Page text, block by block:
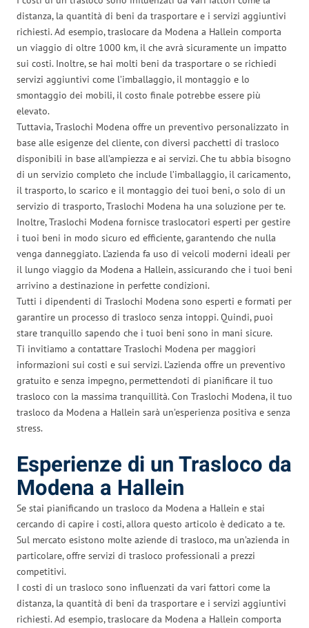
distanza, la quantità di beni da trasportare e i servizi aggiuntivi
richiesti. Ad esempio, traslocare da Modena a Hallein comporta
un viaggio di oltre 1000 km, il che avrà sicuramente un impatto
sui costi. Inoltre, se hai molti beni da trasportare o se richiedi
servizi aggiuntivi come l’imballaggio, il montaggio e lo
smontaggio dei mobili, il costo finale potrebbe essere più
elevato.
Tuttavia, Traslochi Modena offre un preventivo personalizzato in
base alle esigenze del cliente, con diversi pacchetti di trasloco
disponibili in base all’ampiezza e ai servizi. Che tu abbia bisogno
di un servizio completo che include l’imballaggio, il caricamento,
il trasporto, lo scarico e il montaggio dei tuoi beni, o solo di un
servizio di trasporto, Traslochi Modena ha una soluzione per te.
Inoltre, Traslochi Modena fornisce traslocatori esperti per gestire
i tuoi beni in modo sicuro ed efficiente, garantendo che nulla
venga danneggiato. L’azienda fa uso di veicoli moderni ideali per
il lungo viaggio da Modena a Hallein, assicurando che i tuoi beni
arrivino a destinazione in perfette condizioni.
Tutti i dipendenti di Traslochi Modena sono esperti e formati per
garantire un processo di trasloco senza intoppi. Quindi, puoi
stare tranquillo sapendo che i tuoi beni sono in mani sicure.
Ti invitiamo a contattare Traslochi Modena per maggiori
informazioni sui costi e sui servizi. L’azienda offre un preventivo
gratuito e senza impegno, permettendoti di pianificare il tuo
trasloco con la massima tranquillità. Con Traslochi Modena, il tuo
trasloco da Modena a Hallein sarà un’esperienza positiva e senza
stress.
Esperienze di un Trasloco da
Modena a Hallein
Se stai pianificando un trasloco da Modena a Hallein e stai
cercando di capire i costi, allora questo articolo è dedicato a te.
Sul mercato esistono molte aziende di trasloco, ma un’azienda in
particolare, offre servizi di trasloco professionali a prezzi
competitivi.
I costi di un trasloco sono influenzati da vari fattori come la
distanza, la quantità di beni da trasportare e i servizi aggiuntivi
richiesti. Ad esempio, traslocare da Modena a Hallein comporta